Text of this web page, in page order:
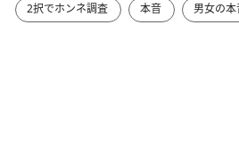
2択でホンネ調査 本音 男女の本